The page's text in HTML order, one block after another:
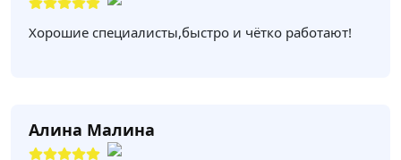
Хорошие специалисты,быстро и чётко работают!
Алина Малина